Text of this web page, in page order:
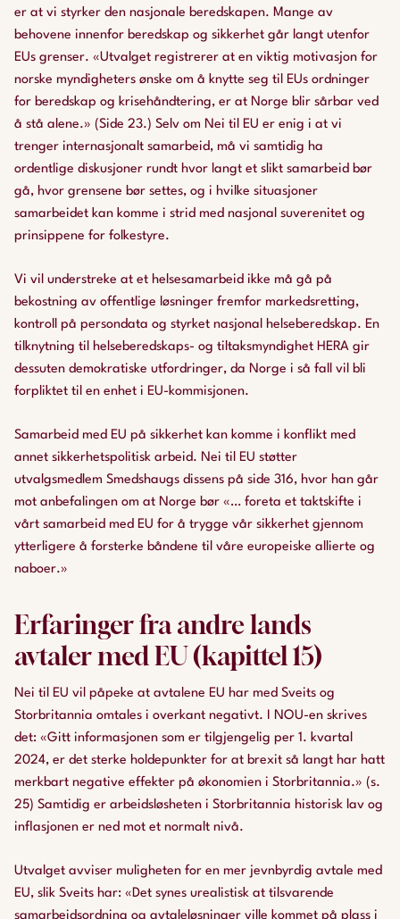
er at vi styrker den nasjonale beredskapen. Mange av
behovene innenfor beredskap og sikkerhet går langt utenfor
EUs grenser. «Utvalget registrerer at en viktig motivasjon for
norske myndigheters ønske om å knytte seg til EUs ordninger
for beredskap og krisehåndtering, er at Norge blir sårbar ved
å stå alene.» (Side 23.) Selv om Nei til EU er enig i at vi
trenger internasjonalt samarbeid, må vi samtidig ha
ordentlige diskusjoner rundt hvor langt et slikt samarbeid bør
gå, hvor grensene bør settes, og i hvilke situasjoner
samarbeidet kan komme i strid med nasjonal suverenitet og
prinsippene for folkestyre.
Vi vil understreke at et helsesamarbeid ikke må gå på
bekostning av offentlige løsninger fremfor markedsretting,
kontroll på persondata og styrket nasjonal helseberedskap. En
tilknytning til helseberedskaps- og tiltaksmyndighet HERA gir
dessuten demokratiske utfordringer, da Norge i så fall vil bli
forpliktet til en enhet i EU-kommisjonen.
Samarbeid med EU på sikkerhet kan komme i konflikt med
annet sikkerhetspolitisk arbeid. Nei til EU støtter
utvalgsmedlem Smedshaugs dissens på side 316, hvor han går
mot anbefalingen om at Norge bør «… foreta et taktskifte i
vårt samarbeid med EU for å trygge vår sikkerhet gjennom
ytterligere å forsterke båndene til våre europeiske allierte og
naboer.»
Erfaringer fra andre lands
avtaler med EU (kapittel 15)
Nei til EU vil påpeke at avtalene EU har med Sveits og
Storbritannia omtales i overkant negativt. I NOU-en skrives
det: «Gitt informasjonen som er tilgjengelig per 1. kvartal
2024, er det sterke holdepunkter for at brexit så langt har hatt
merkbart negative effekter på økonomien i Storbritannia.» (s.
25) Samtidig er arbeidsløsheten i Storbritannia historisk lav og
inflasjonen er ned mot et normalt nivå.
Utvalget avviser muligheten for en mer jevnbyrdig avtale med
EU, slik Sveits har: «Det synes urealistisk at tilsvarende
samarbeidsordning og avtaleløsninger ville kommet på plass i